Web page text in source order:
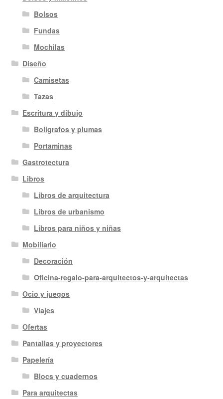
Bolsos
Fundas
Mochilas
Diseño
Camisetas
Tazas
Escritura y dibujo
Bolígrafos y plumas
Portaminas
Gastrotectura
Libros
Libros de arquitectura
Libros de urbanismo
Libros para niños y niñas
Mobiliario
Decoración
Oficina-regalo-para-arquitectos-y-arquitectas
Ocio y juegos
Viajes
Ofertas
Pantallas y proyectores
Papelería
Blocs y cuadernos
Para arquitectas